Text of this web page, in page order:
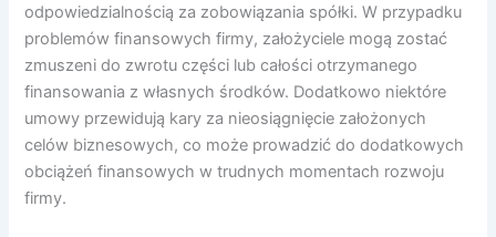
odpowiedzialnością za zobowiązania spółki. W przypadku
problemów finansowych firmy, założyciele mogą zostać
zmuszeni do zwrotu części lub całości otrzymanego
finansowania z własnych środków. Dodatkowo niektóre
umowy przewidują kary za nieosiągnięcie założonych
celów biznesowych, co może prowadzić do dodatkowych
obciążeń finansowych w trudnych momentach rozwoju
firmy.